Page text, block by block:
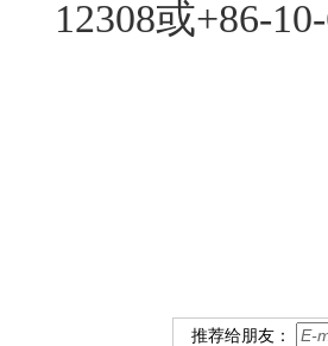
12308或+86-
推荐给朋友：